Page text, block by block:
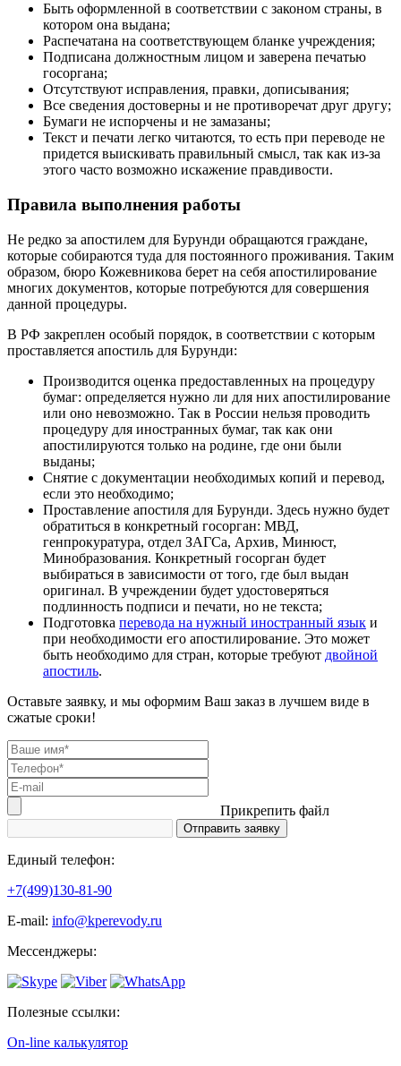
Быть оформленной в соответствии с законом страны, в
котором она выдана;
Распечатана на соответствующем бланке учреждения;
Подписана должностным лицом и заверена печатью
госоргана;
Отсутствуют исправления, правки, дописывания;
Все сведения достоверны и не противоречат друг другу;
Бумаги не испорчены и не замазаны;
Текст и печати легко читаются, то есть при переводе не
придется выискивать правильный смысл, так как из-за
этого часто возможно искажение правдивости.
Правила выполнения работы
Не редко за апостилем для Бурунди обращаются граждане,
которые собираются туда для постоянного проживания. Таким
образом, бюро Кожевникова берет на себя апостилирование
многих документов, которые потребуются для совершения
данной процедуры.
В РФ закреплен особый порядок, в соответствии с которым
проставляется апостиль для Бурунди:
Производится оценка предоставленных на процедуру
бумаг: определяется нужно ли для них апостилирование
или оно невозможно. Так в России нельзя проводить
процедуру для иностранных бумаг, так как они
апостилируются только на родине, где они были
выданы;
Снятие с документации необходимых копий и перевод,
если это необходимо;
Проставление апостиля для Бурунди. Здесь нужно будет
обратиться в конкретный госорган: МВД,
генпрокуратура, отдел ЗАГСа, Архив, Минюст,
Минобразования. Конкретный госорган будет
выбираться в зависимости от того, где был выдан
оригинал. В учреждении будет удостоверяться
подлинность подписи и печати, но не текста;
Подготовка перевода на нужный иностранный язык и
при необходимости его апостилирование. Это может
быть необходимо для стран, которые требуют двойной
апостиль.
Оставьте заявку, и мы оформим Ваш заказ в лучшем виде в
сжатые сроки!
Прикрепить файл
Единый телефон:
+7(499)130-81-90
Е-mail: info@kperevody.ru
Мессенджеры:
Полезные ссылки:
On-line калькулятор